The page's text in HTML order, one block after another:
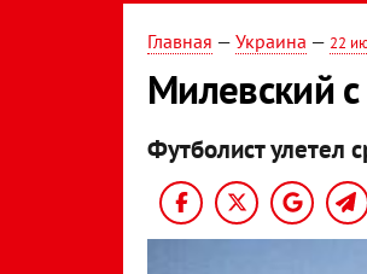
Главная — Украина — 22
Милевский
Футболист улетел